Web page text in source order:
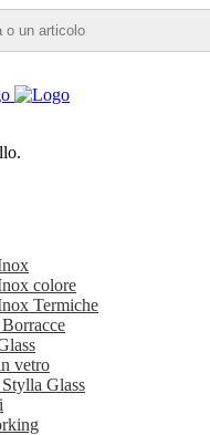
colore
Termiche
vetro
Glass